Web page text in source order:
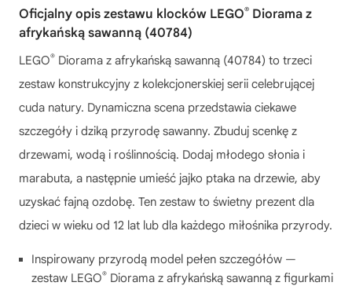
Oficjalny opis zestawu klocków LEGO® Diorama z
afrykańską sawanną (40784)
LEGO® Diorama z afrykańską sawanną (40784) to trzeci
zestaw konstrukcyjny z kolekcjonerskiej serii celebrującej
cuda natury. Dynamiczna scena przedstawia ciekawe
szczegóły i dziką przyrodę sawanny. Zbuduj scenkę z
drzewami, wodą i roślinnością. Dodaj młodego słonia i
marabuta, a następnie umieść jajko ptaka na drzewie, aby
uzyskać fajną ozdobę. Ten zestaw to świetny prezent dla
dzieci w wieku od 12 lat lub dla każdego miłośnika przyrody.
Inspirowany przyrodą model pełen szczegółów —
zestaw LEGO® Diorama z afrykańską sawanną z figurkami